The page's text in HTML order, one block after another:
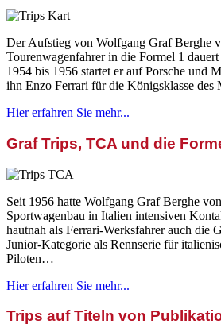
Der Aufstieg von Wolfgang Graf Berghe
Tourenwagenfahrer in die Formel 1
1954 bis 1956 startet er auf Porsche und
ihn Enzo Ferrari für die Königsklasse des
Hier erfahren Sie mehr...
Graf Trips, TCA und die
Seit 1956 hatte Wolfgang Graf Berghe
Sportwagenbau in Italien intensiven
hautnah als Ferrari-Werksfahrer auch die
Junior-Kategorie als Rennserie für
Piloten…
Hier erfahren Sie mehr...
Trips auf Titeln von